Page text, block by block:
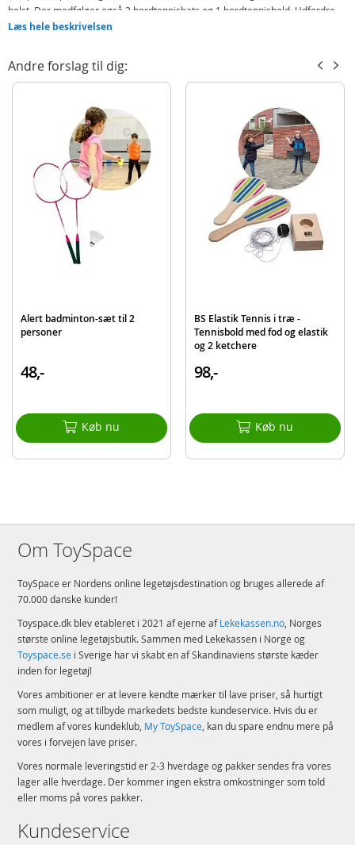
helst. Der medfølger også 2 bordtennisbats og 1 bordtennisbold. Udfordre
venner eller familie til en turnering de sent vil glemme. Bordtennis er altid
Indeholder:
1 Alert Bordtennisnet
2 bordtennisbats
1 bordtennisbold
Mål net: op til 190 cm langt
Alder: fra 6 år
Produktdetaljer
Læs hele beskrivelsen
Andre forslag til dig:
Alert badminton-sæt til 2
personer
48,-
Køb nu
BS Elastik Tennis i træ -
Tennisbold med fod og elastik
og 2 ketchere
98,-
Køb nu
Om ToySpace
ToySpace er Nordens online legetøjsdestination og bruges allerede af
70.000 danske kunder!
Toyspace.dk blev etableret i 2021 af ejerne afLekekassen.no, Norges
største online legetøjsbutik. Sammen med Lekekassen i Norge og
Toyspace.se i Sverige har vi skabt en af Skandinaviens største kæder
inden for legetøj!
Vores ambitioner er at levere kendte mærker til lave priser, så hurtigt
som muligt, og at tilbyde markedets bedste kundeservice. Hvis du er
medlem af vores kundeklub, My ToySpace, kan du spare endnu mere på
vores i forvejen lave priser.
Vores normale leveringstid er 2-3 hverdage og pakker sendes fra vores
lager alle hverdage. Der kommer ingen ekstra omkostninger som told
eller moms på vores pakker.
Kundeservice